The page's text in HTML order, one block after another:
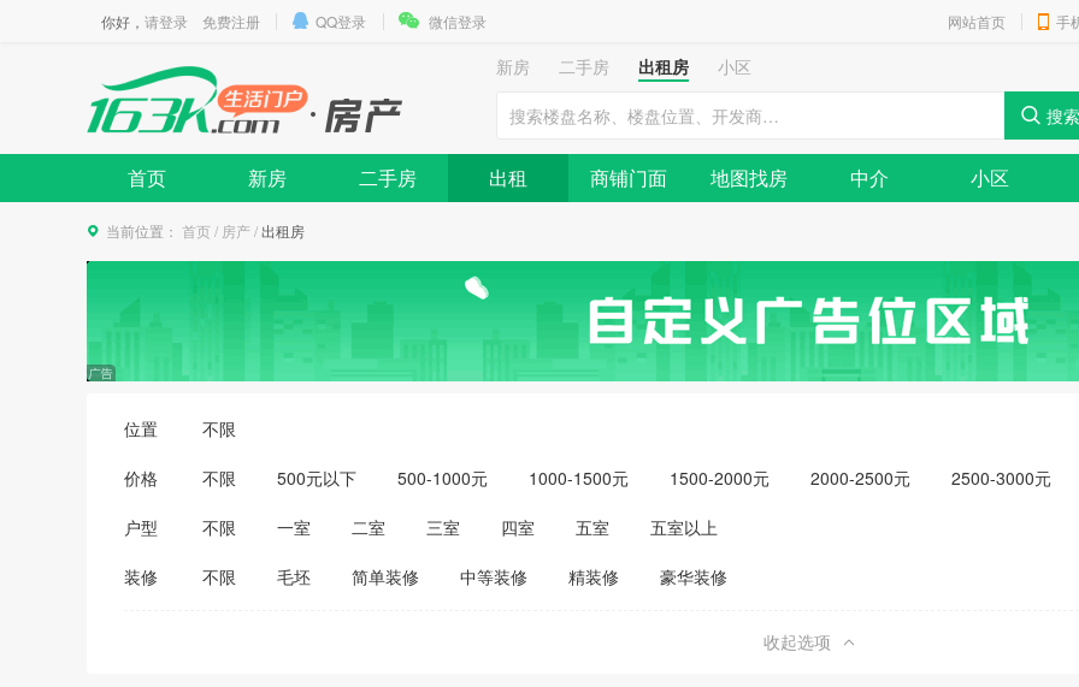
你好， 请登录 免费注册 QQ登录 微信登录 网站首页 手
新房 二手房 出租房 小区
首页 新房 二手房 出租 商铺门面 地图找房 中介 小区
当前位置： 首页 / 房产/出租房
位置 不限
价格 不限 500元以下 500-1000元 1000-1500元 1500-2000元 2000-2500元
2500-3000元
3500-4000元
4000-5000元 5000元以上
户型 不限 一室 二室 三室 四室 五室 五室以上
装修 不限 毛坯 简单装修 中等装修 精装修 豪华装修
收起选项